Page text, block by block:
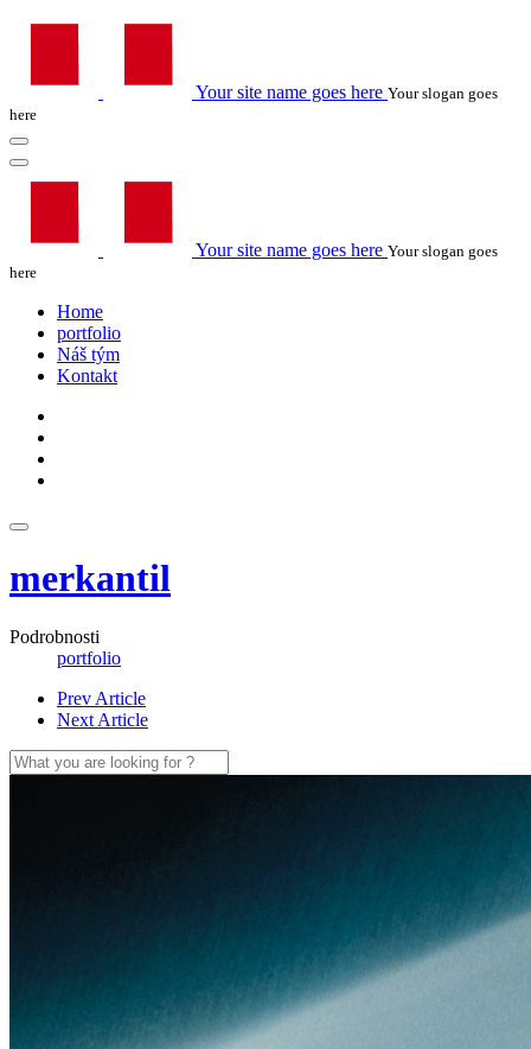
Your site name goes here Your slogan goes
here
Your site name goes here Your slogan goes
here
Home
portfolio
Náš tým
Kontakt
merkantil
Podrobnosti
portfolio
Prev Article
Next Article